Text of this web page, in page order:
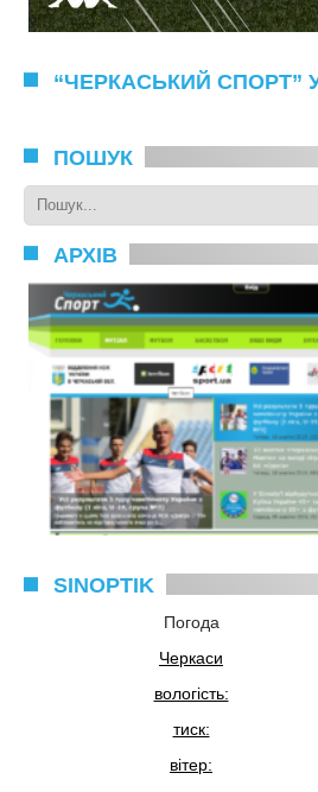
“ЧЕРКАСЬКИЙ СПОРТ”
ПОШУК
АРХІВ
SINOPTIK
Погода
Черкаси
вологість:
тиск:
вітер: